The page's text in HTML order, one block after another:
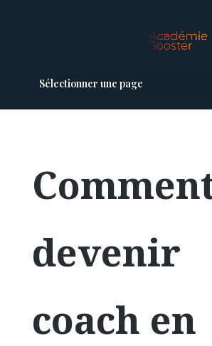
Sélectionner une page
devenir
coach en